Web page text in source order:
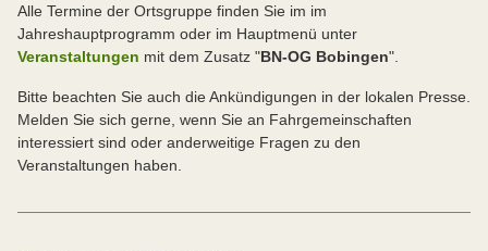
Alle Termine der Ortsgruppe finden Sie im im
Jahreshauptprogramm oder im Hauptmenü unter
Veranstaltungen mit dem Zusatz "BN-OG Bobingen".
Bitte beachten Sie auch die Ankündigungen in der lokalen Presse.
Melden Sie sich gerne, wenn Sie an Fahrgemeinschaften
interessiert sind oder anderweitige Fragen zu den
Veranstaltungen haben.